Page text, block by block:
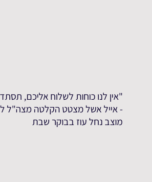
"אין לנו כוחות לשלוח אליכם,
- אייל אשל מצטט הקלטה מצה"ל
מוצב נחל עוז בבוקר שבת